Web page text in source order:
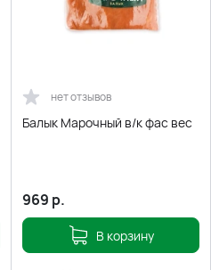
нет отзывов
Балык Марочный в/к фас вес
969 р.
В корзину